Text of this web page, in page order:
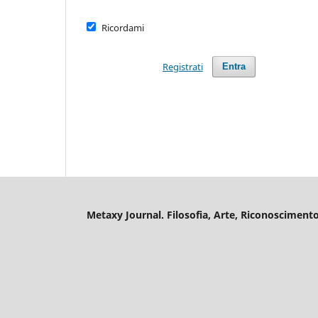
Ricordami
Entra
Registrati
Metaxy Journal. Filosofia, Arte,